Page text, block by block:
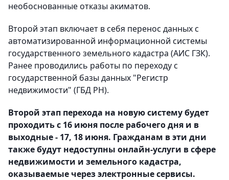
необоснованные отказы акиматов.
Второй этап включает в себя перенос данных с
автоматизированной информационной системы
государственного земельного кадастра (АИС ГЗК).
Ранее проводились работы по переходу с
государственной базы данных "Регистр
недвижимости" (ГБД РН).
Второй этап перехода на новую систему будет
проходить с 16 июня после рабочего дня и в
выходные - 17, 18 июня. Гражданам в эти дни
также будут недоступны онлайн-услуги в сфере
недвижимости и земельного кадастра,
оказываемые через электронные сервисы.